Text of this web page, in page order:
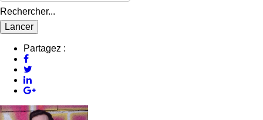
Rechercher...
Partagez :